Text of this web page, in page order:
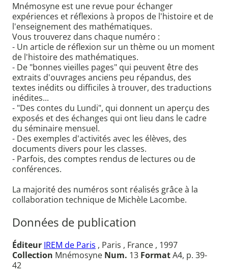
Mnémosyne est une revue pour échanger
expériences et réflexions à propos de l'histoire et de
l'enseignement des mathématiques.
Vous trouverez dans chaque numéro :
- Un article de réflexion sur un thème ou un moment
de l'histoire des mathématiques.
- De "bonnes vieilles pages" qui peuvent être des
extraits d'ouvrages anciens peu répandus, des
textes inédits ou difficiles à trouver, des traductions
inédites...
- "Des contes du Lundi", qui donnent un aperçu des
exposés et des échanges qui ont lieu dans le cadre
du séminaire mensuel.
- Des exemples d'activités avec les élèves, des
documents divers pour les classes.
- Parfois, des comptes rendus de lectures ou de
conférences.
La majorité des numéros sont réalisés grâce à la
collaboration technique de Michèle Lacombe.
Données de publication
Éditeur IREM de Paris , Paris , France , 1997
Collection Mnémosyne Num. 13 FormatA4, p. 39-
42